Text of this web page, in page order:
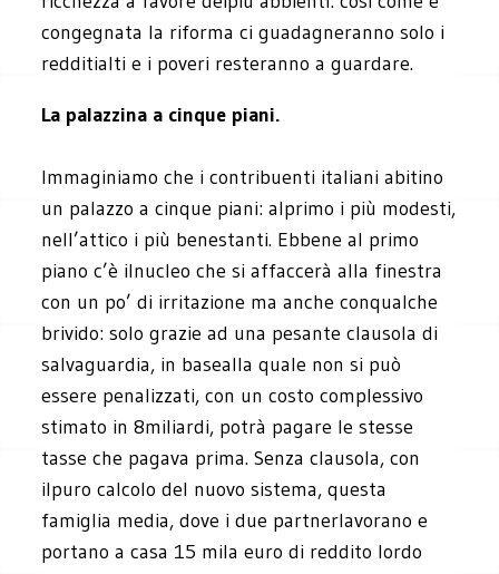
congegnata la riforma ci guadagneranno solo i
redditialti e i poveri resteranno a guardare.
La palazzina a cinque piani.
Immaginiamo che i contribuenti italiani abitino
un palazzo a cinque piani: alprimo i più modesti,
nell’attico i più benestanti. Ebbene al primo
piano c’è ilnucleo che si affaccerà alla finestra
con un po’ di irritazione ma anche conqualche
brivido: solo grazie ad una pesante clausola di
salvaguardia, in basealla quale non si può
essere penalizzati, con un costo complessivo
stimato in 8miliardi, potrà pagare le stesse
tasse che pagava prima. Senza clausola, con
ilpuro calcolo del nuovo sistema, questa
famiglia media, dove i due partnerlavorano e
portano a casa 15 mila euro di reddito lordo